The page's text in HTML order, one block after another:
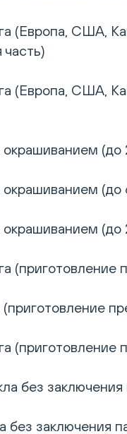
(Европа, США,
(Европа, США,
(до
(до
(до
без заключения
без заключения